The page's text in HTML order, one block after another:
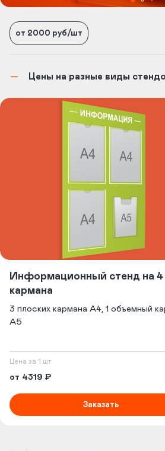
от 2000 руб/шт
Цены на разные виды
Информационный стенд на 4
кармана
3 плоских кармана А4, 1 объемный
А5
Цена за 1 шт
от 4319 ₽
Заказать